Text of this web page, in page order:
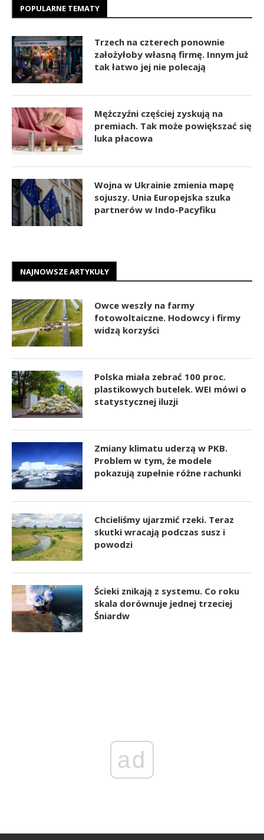
POPULARNE TEMATY
Trzech na czterech ponownie
założyłoby własną firmę. Innym już
tak łatwo jej nie polecają
Mężczyźni częściej zyskują na
premiach. Tak może powiększać się
luka płacowa
Wojna w Ukrainie zmienia mapę
sojuszy. Unia Europejska szuka
partnerów w Indo-Pacyfiku
NAJNOWSZE ARTYKUŁY
Owce weszły na farmy
fotowoltaiczne. Hodowcy i firmy
widzą korzyści
Polska miała zebrać 100 proc.
plastikowych butelek. WEI mówi o
statystycznej iluzji
Zmiany klimatu uderzą w PKB.
Problem w tym, że modele
pokazują zupełnie różne rachunki
Chcieliśmy ujarzmić rzeki. Teraz
skutki wracają podczas susz i
powodzi
Ścieki znikają z systemu. Co roku
skala dorównuje jednej trzeciej
Śniardw
ad